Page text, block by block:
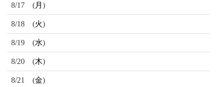
8/17 (月 )
8/18 (火)
8/19 (水)
8/20 (木)
8/21 (金)